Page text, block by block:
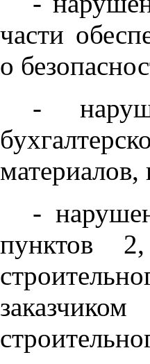
части
о
-
материалов,
-
пунктов